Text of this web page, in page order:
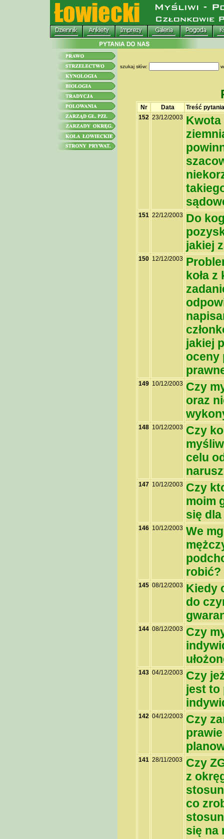
szukaj słów:
Nr Data
Treść pytania
152 23/12/2003 Kwota
151 22/12/2003 Do
jakiej
150 12/12/2003
koła
jakiej
oceny
149 10/12/2003 Czy
oraz
148 10/12/2003 Czy
celu
147 10/12/2003 Czy
moim
się
146 10/12/2003 We
robić?
145 08/12/2003 Kiedy
do
144 08/12/2003 Czy
143 04/12/2003 Czy
jest to
142 04/12/2003 Czy
141 28/11/2003
Czy
z
co
się na